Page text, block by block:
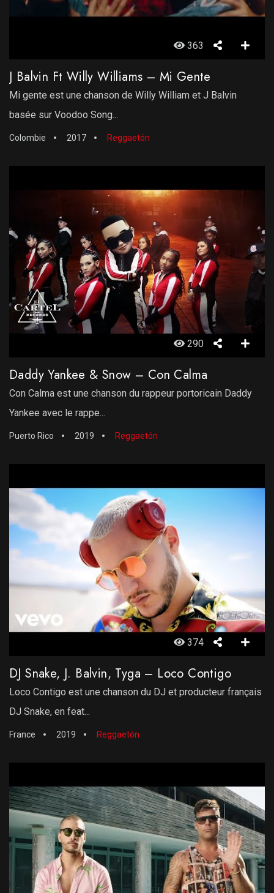
363
J Balvin Ft Willy Williams – Mi Gente
Mi gente est une chanson de Willy William et J Balvin
basée sur Voodoo Song...
Colombie 2017 Reggaetón
290
Daddy Yankee & Snow – Con Calma
Con Calma est une chanson du rappeur portoricain Daddy
Yankee avec le rappe...
Puerto Rico 2019 Reggaetón
374
DJ Snake, J. Balvin, Tyga – Loco Contigo
Loco Contigo est une chanson du DJ et producteur français
DJ Snake, en feat...
France 2019 Reggaetón